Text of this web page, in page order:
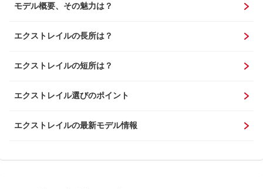
モデル概要、その魅力は？
エクストレイルの長所は？
エクストレイルの短所は？
エクストレイル選びのポイント
エクストレイルの最新モデル情報